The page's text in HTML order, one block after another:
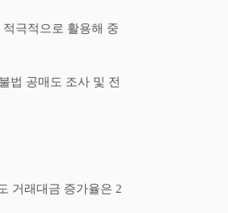
적극적으로 활용해 중
법 공매도 조사 및 전
거래대금 증가율은 2